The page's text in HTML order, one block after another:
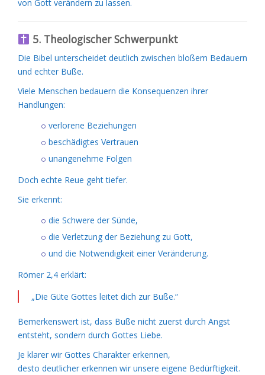
von Gott verändern zu lassen.
5. Theologischer Schwerpunkt
Die Bibel unterscheidet deutlich zwischen bloßem Bedauern
und echter Buße.
Viele Menschen bedauern die Konsequenzen ihrer
Handlungen:
verlorene Beziehungen
beschädigtes Vertrauen
unangenehme Folgen
Doch echte Reue geht tiefer.
Sie erkennt:
die Schwere der Sünde,
die Verletzung der Beziehung zu Gott,
und die Notwendigkeit einer Veränderung.
Römer 2,4 erklärt:
„Die Güte Gottes leitet dich zur Buße.“
Bemerkenswert ist, dass Buße nicht zuerst durch Angst
entsteht, sondern durch Gottes Liebe.
Je klarer wir Gottes Charakter erkennen,
desto deutlicher erkennen wir unsere eigene Bedürftigkeit.